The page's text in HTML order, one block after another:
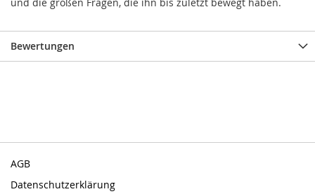
und die großen Fragen, die ihn bis zuletzt bewegt haben.
Bewertungen
AGB
Datenschutzerklärung